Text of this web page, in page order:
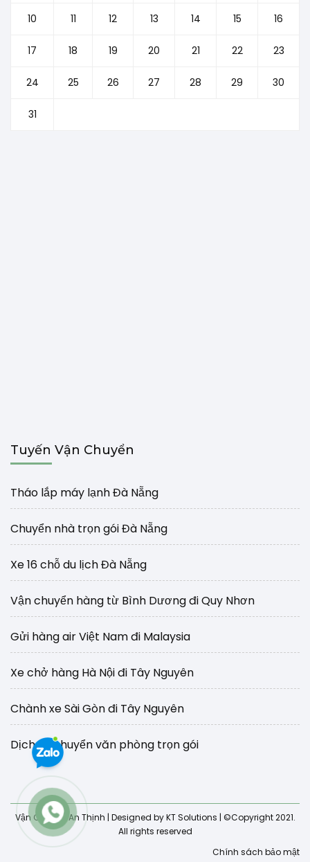
10 11 12 13 14 15 16
17 18 19 20 21 22 23
24 25 26 27 28 29 30
31
Tuyến Vận Chuyển
Tháo lắp máy lạnh Đà Nẵng
Chuyển nhà trọn gói Đà Nẵng
Xe 16 chỗ du lịch Đà Nẵng
Vận chuyển hàng từ Bình Dương đi Quy Nhơn
Gửi hàng air Việt Nam đi Malaysia
Xe chở hàng Hà Nội đi Tây Nguyên
Chành xe Sài Gòn đi Tây Nguyên
Dịch vụ chuyển văn phòng trọn gói
Vận Chuyển An Thịnh | Designed by KT Solutions | ©Copyright 2021.
All rights reserved
Chính sách bảo mật